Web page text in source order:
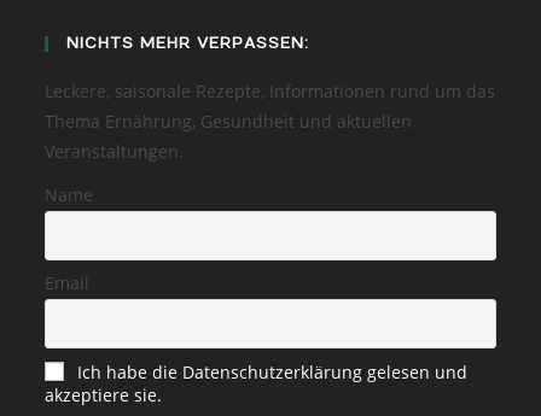
NICHTS MEHR VERPASSEN:
Leckere, saisonale Rezepte, Informationen rund um das
Thema Ernährung, Gesundheit und aktuellen
Veranstaltungen.
Name
Email
Ich habe die Datenschutzerklärung gelesen und
akzeptiere sie.